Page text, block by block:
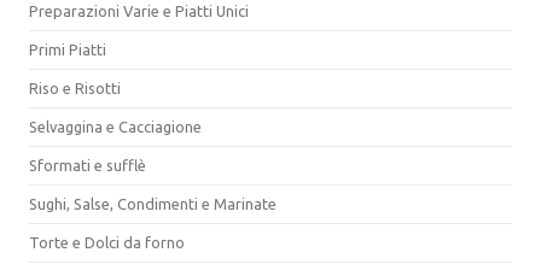
Preparazioni Varie e Piatti Unici
Primi Piatti
Riso e Risotti
Selvaggina e Cacciagione
Sformati e sufflè
Sughi, Salse, Condimenti e Marinate
Torte e Dolci da forno